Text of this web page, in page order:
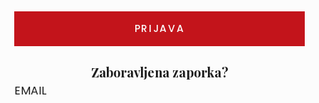
Zaboravljena zaporka?
EMAIL